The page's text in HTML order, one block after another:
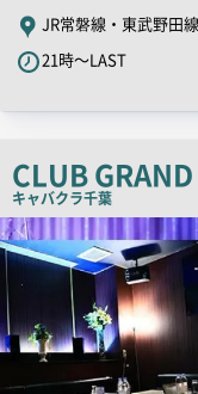
舗
PR
キ
コ
ピ
ー
JR常磐線・東武野田
21時～LAST
CLUB
キャバクラ千葉
店
舗
PR
画
像